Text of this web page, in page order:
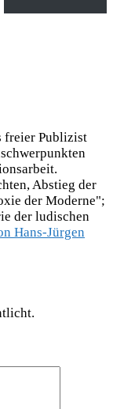
freier Publizist
Abstieg der
der Moderne";
der ludischen
Hans-Jürgen